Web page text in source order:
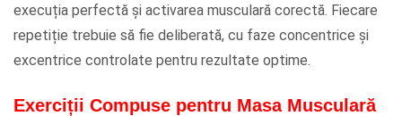
execuția perfectă și activarea musculară corectă. Fiecare
repetiție trebuie să fie deliberată, cu faze concentrice și
excentrice controlate pentru rezultate optime.
Exerciții Compuse pentru Masa Musculară